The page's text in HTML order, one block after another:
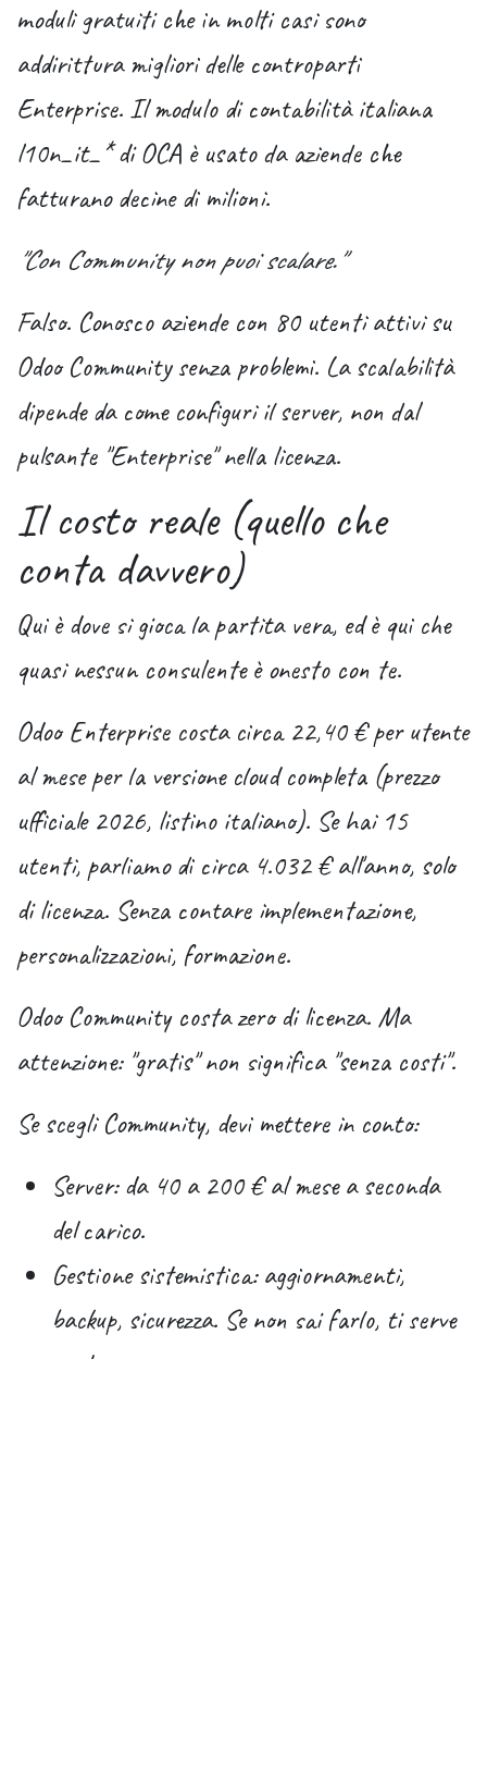
moduli gratuitiche in molti casi sono
addirittura migliori delle controparti
Enterprise. Il modulo di contabilità italiana
l10n_it_* di OCA è usato da aziende che
fatturano decine di milioni.
"Con Community non puoi scalare."
Falso. Conosco aziende con 80 utenti attivi su
Odoo Community senza problemi. La scalabilità
dipende da come configuri il server, non dal
pulsante "Enterprise" nella licenza.
Il costo reale (quello che
conta davvero)
Qui è dove si gioca la partita vera, ed è qui che
quasi nessun consulente è onesto con te.
Odoo Enterprise costa circa 22,40 € per utente
al meseper la versione cloud completa (prezzo
ufficiale 2026, listino italiano). Se hai 15
utenti, parliamo di circa 4.032€ all'anno, solo
di licenza. Senza contare implementazione,
personalizzazioni, formazione.
Odoo Community costazerodi licenza. Ma
attenzione: "gratis" non significa "senza costi".
Se scegli Community, devi mettere in conto:
Server: da 40 a 200 € al mese a seconda
del carico.
Gestione sistemistica: aggiornamenti,
backup, sicurezza. Se non sai farlo, ti serve
qualcuno.